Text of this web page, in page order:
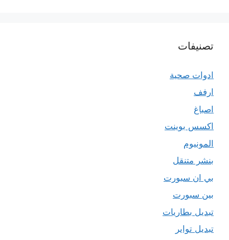
تصنيفات
ادوات صحية
ارفف
اصباغ
اكسس بوينت
المونيوم
بنشر متنقل
بي ان سبورت
بين سبورت
تبديل بطاريات
تبديل تواير